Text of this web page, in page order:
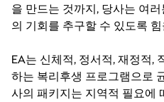
을 만드는 것까지, 당사는 여
의 기회를 추구할 수 있도록
EA는 신체적, 정서적, 재정적,
하는 복리후생 프로그램으로
사의 패키지는 지역적 필요에